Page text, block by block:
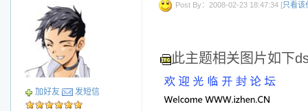
加好友 发短信
Post By：2008-02-23 18:47:34 [只看该
此主题相关图片如下